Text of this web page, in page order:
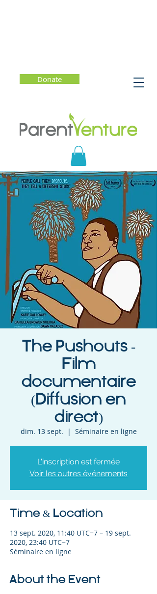
Donate
The Pushouts -
Film
documentaire
(Diffusion en
direct)
dim. 13 sept.
  |
Séminaire en ligne
L'inscription est fermée
Voir les autres événements
Time & Location
13 sept. 2020, 11:40 UTC−7 – 19 sept.
2020, 23:40 UTC−7
Séminaire en ligne
About the Event